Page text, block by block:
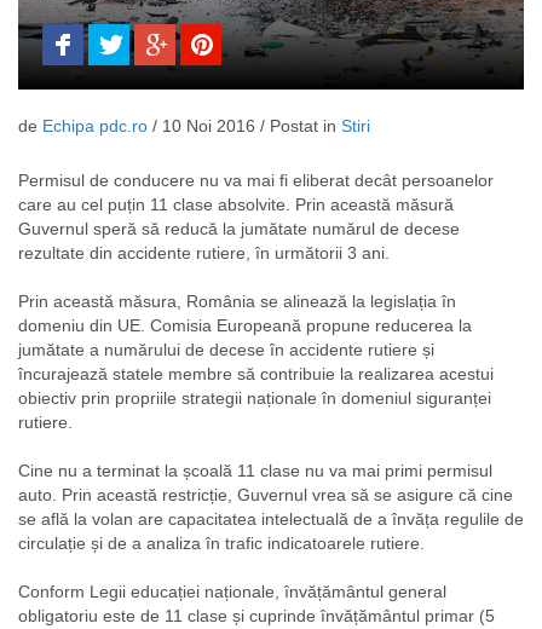
de Echipa pdc.ro / 10 Noi 2016 / Postat in Stiri
Permisul de conducere nu va mai fi eliberat decât persoanelor
care au cel puțin 11 clase absolvite. Prin această măsură
Guvernul speră să reducă la jumătate numărul de decese
rezultate din accidente rutiere, în următorii 3 ani.
Prin această măsura, România se alinează la legislația în
domeniu din UE. Comisia Europeană propune reducerea la
jumătate a numărului de decese în accidente rutiere și
încurajează statele membre să contribuie la realizarea acestui
obiectiv prin propriile strategii naționale în domeniul siguranței
rutiere.
Cine nu a terminat la școală 11 clase nu va mai primi permisul
auto. Prin această restricție, Guvernul vrea să se asigure că cine
se află la volan are capacitatea intelectuală de a învăța regulile de
circulație și de a analiza în trafic indicatoarele rutiere.
Conform Legii educației naționale, învățământul general
obligatoriu este de 11 clase și cuprinde învățământul primar (5